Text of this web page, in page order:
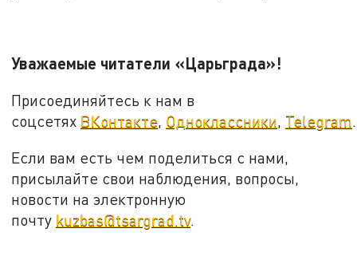
Уважаемые читатели «Царьграда»!
Присоединяйтесь к нам в
соцсетях ВКонтакте, Одноклассники, Telegram.
Если вам есть чем поделиться с нами,
присылайте свои наблюдения, вопросы,
новости на электронную
почту kuzbas@tsargrad.tv.